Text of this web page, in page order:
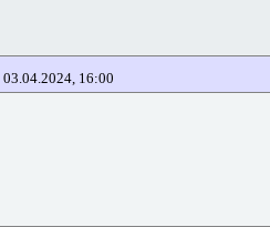
03.04.2024, 16:00